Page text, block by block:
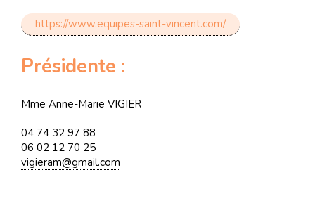
https://www.equipes-saint-vincent.com/
Présidente :
Mme Anne-Marie VIGIER
04 74 32 97 88
06 02 12 70 25
vigieram@gmail.com